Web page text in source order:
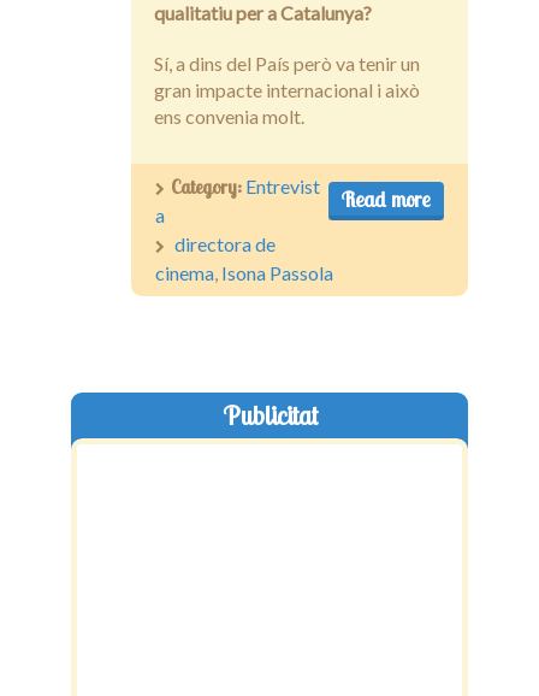
qualitatiu per a Catalunya?
Sí, a dins del País però va tenir un
gran impacte internacional i això
ens convenia molt.
Read more
Category: Entrevist
a
directora de
cinema, Isona Passola
Publicitat